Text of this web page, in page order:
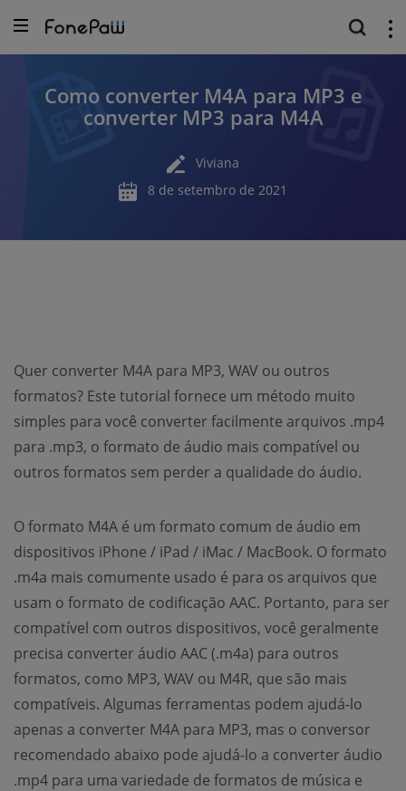
Como converter M4A para MP3 e
converter MP3 para M4A
Viviana
8 de setembro de 2021
Quer converter M4A para MP3, WAV ou outros
formatos? Este tutorial fornece um método muito
simples para você converter facilmente arquivos .mp4
para .mp3, o formato de áudio mais compatível ou
outros formatos sem perder a qualidade do áudio.
O formato M4A é um formato comum de áudio em
dispositivos iPhone / iPad / iMac / MacBook. O formato
.m4a mais comumente usado é para os arquivos que
usam o formato de codificação AAC. Portanto, para ser
compatível com outros dispositivos, você geralmente
precisa converter áudio AAC (.m4a) para outros
formatos, como MP3, WAV ou M4R, que são mais
compatíveis. Algumas ferramentas podem ajudá-lo
apenas a converter M4A para MP3, mas o conversor
recomendado abaixo pode ajudá-lo a converter áudio
.mp4 para uma variedade de formatos de música e